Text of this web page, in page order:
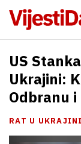
US
Ukrajini:
Odbranu
RAT U UKRAJINI